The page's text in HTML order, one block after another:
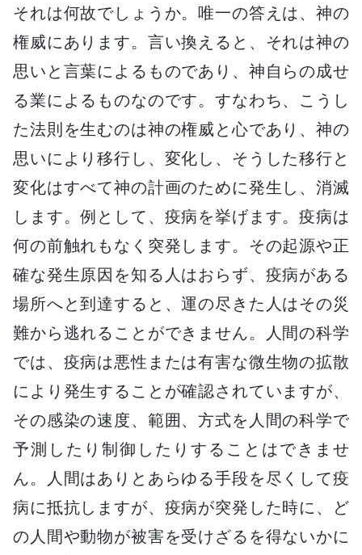
それは何故でしょうか。唯一の答えは、神の
権威にあります。言い換えると、それは神の
思いと言葉によるものであり、神自らの成せ
る業によるものなのです。すなわち、こうし
た法則を生むのは神の権威と心であり、神の
思いにより移行し、変化し、そうした移行と
変化はすべて神の計画のために発生し、消滅
します。例として、疫病を挙げます。疫病は
何の前触れもなく突発します。その起源や正
確な発生原因を知る人はおらず、疫病がある
場所へと到達すると、運の尽きた人はその災
難から逃れることができません。人間の科学
では、疫病は悪性または有害な微生物の拡散
により発生することが確認されていますが、
その感染の速度、範囲、方式を人間の科学で
予測したり制御したりすることはできませ
ん。人間はありとあらゆる手段を尽くして疫
病に抵抗しますが、疫病が突発した時に、ど
の人間や動物が被害を受けざるを得ないかに